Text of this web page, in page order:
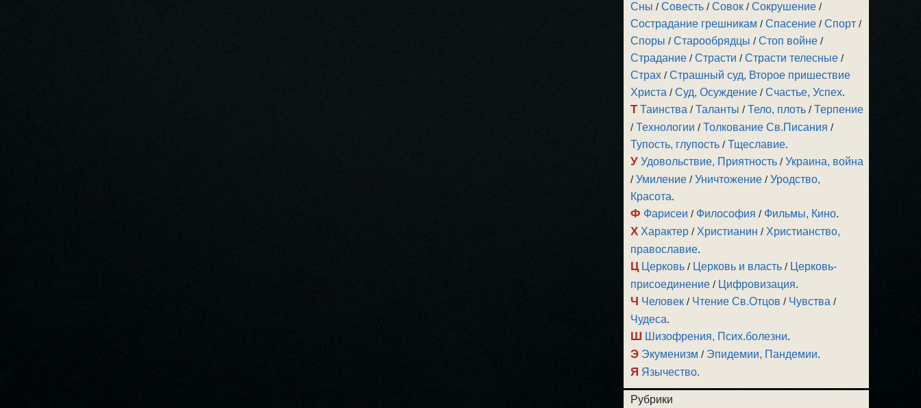
Сны /Совесть /Совок /Сокрушение /
Сострадание грешникам /Спасение /Спорт /
Споры /Старообрядцы /Стоп войне /
Страдание /Страсти /Страсти телесные /
Страх /Страшный суд, Второе пришествие
Христа /Суд, Осуждение /Счастье, Успех.
Т Таинства /Таланты /Тело, плоть /Терпение
/Технологии /Толкование Св.Писания /
Тупость, глупость /Тщеславие.
У Удовольствие, Приятность /Украина, война
/Умиление /Уничтожение /Уродство,
Красота.
Ф Фарисеи / Философия / Фильмы, Кино.
Х Характер / Христианин / Христианство,
православие.
Ц Церковь / Церковь и власть / Церковь-
присоединение / Цифровизация.
Ч Человек / Чтение Св.Отцов / Чувства /
Чудеса.
Ш Шизофрения, Псих.болезни.
Э Экуменизм / Эпидемии, Пандемии.
Я Язычество.
Рубрики